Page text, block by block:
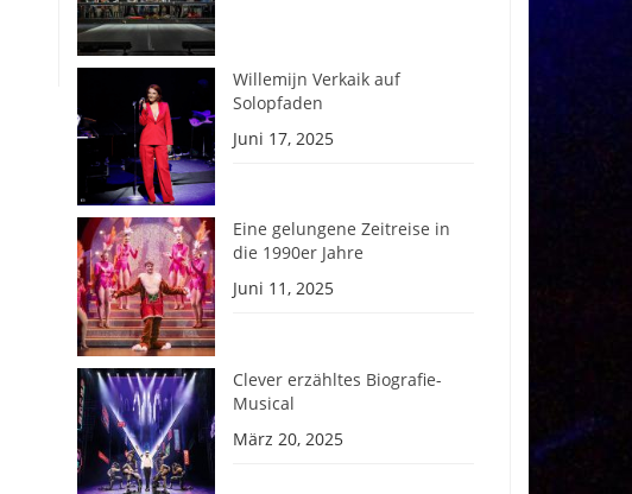
Willemijn Verkaik auf
Solopfaden
Juni 17, 2025
Eine gelungene Zeitreise in
die 1990er Jahre
Juni 11, 2025
Clever erzähltes Biografie-
Musical
März 20, 2025